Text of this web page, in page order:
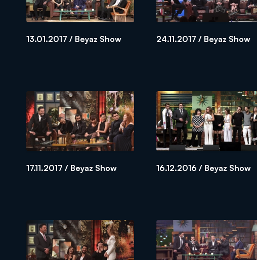
13.01.2017 / Beyaz Show 24.11.2017 / Beyaz Show
17.11.2017 / Beyaz Show 16.12.2016 / Beyaz Show